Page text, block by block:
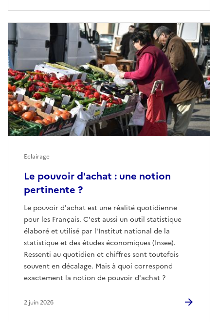
Le pouvoir d'achat : une notion
pertinente ?
Le pouvoir d'achat est une réalité quotidienne
pour les Français. C'est aussi un outil statistique
élaboré et utilisé par l'Institut national de la
statistique et des études économiques (Insee).
Ressenti au quotidien et chiffres sont toutefois
souvent en décalage. Mais à quoi correspond
exactement la notion de pouvoir d'achat ?
Eclairage
2 juin 2026